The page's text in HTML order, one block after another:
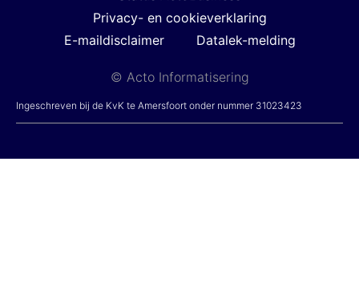
Privacy- en cookieverklaring
E-maildisclaimer
Datalek-melding
© Acto Informatisering
Ingeschreven bij de KvK te Amersfoort onder nummer 31023423